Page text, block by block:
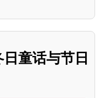
童话与节日